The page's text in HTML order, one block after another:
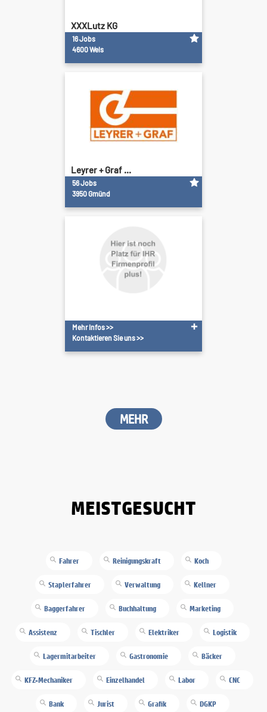
XXXLutz KG
16 Jobs
4600 Wels
Leyrer + Graf ...
56 Jobs
3950 Gmünd
Mehr Infos >>
Kontaktieren Sie uns >>
MEHR
MEISTGESUCHT
Fahrer Reinigungskraft Koch
Staplerfahrer Verwaltung Kellner
Baggerfahrer Buchhaltung Marketing
Assistenz Tischler Elektriker Logistik
Lagermitarbeiter Gastronomie Bäcker
KFZ-Mechaniker Einzelhandel Labor CNC
Bank Jurist Grafik DGKP